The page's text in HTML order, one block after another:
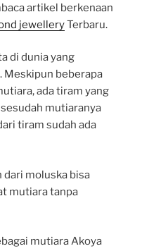
artikel berkenaan
jewelleryTerbaru.
di dunia yang
Meskipun beberapa
ada tiram yang
mutiaranya
tiram sudah ada
dari moluska bisa
mutiara tanpa
mutiara Akoya